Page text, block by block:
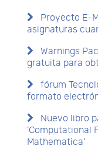
Proyecto E-
asignaturas
Warnings
gratuita para
fórum
formato
Nuevo libro
'Computational
Mathematica'